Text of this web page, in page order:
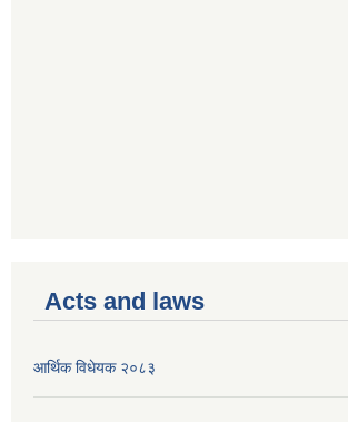
Acts and laws
आर्थिक विधेयक २०८३